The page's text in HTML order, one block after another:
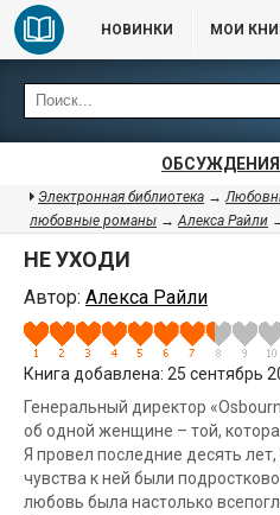
НОВИНКИ МОИ
Электронная библиотека →
любовные романы →Алекса Райли
НЕ УХОДИ
Автор: Алекса Райли
Книга добавлена: 25 сентябрь
Генеральный директор
об одной женщине – той,
Я провел последние десять
чувства к ней были
любовь была настолько